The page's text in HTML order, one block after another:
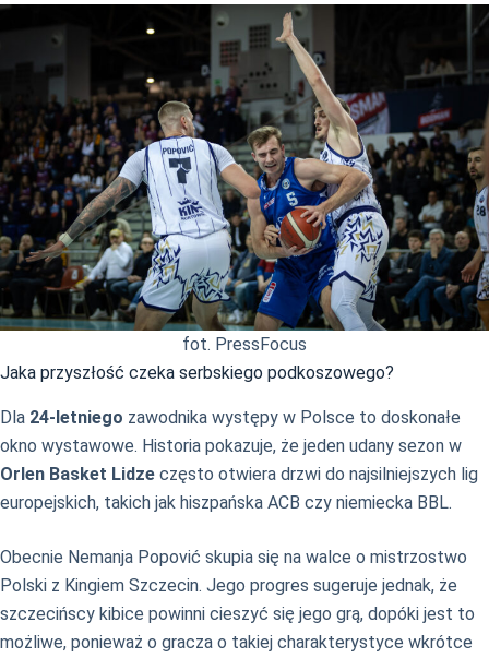
fot. PressFocus
Jaka przyszłość czeka serbskiego podkoszowego?
Dla 24-letniego zawodnika występy w Polsce to doskonałe
okno wystawowe. Historia pokazuje, że jeden udany sezon w
Orlen Basket Lidze często otwiera drzwi do najsilniejszych lig
europejskich, takich jak hiszpańska ACB czy niemiecka BBL.
Obecnie Nemanja Popović skupia się na walce o mistrzostwo
Polski z Kingiem Szczecin. Jego progres sugeruje jednak, że
szczecińscy kibice powinni cieszyć się jego grą, dopóki jest to
możliwe, ponieważ o gracza o takiej charakterystyce wkrótce